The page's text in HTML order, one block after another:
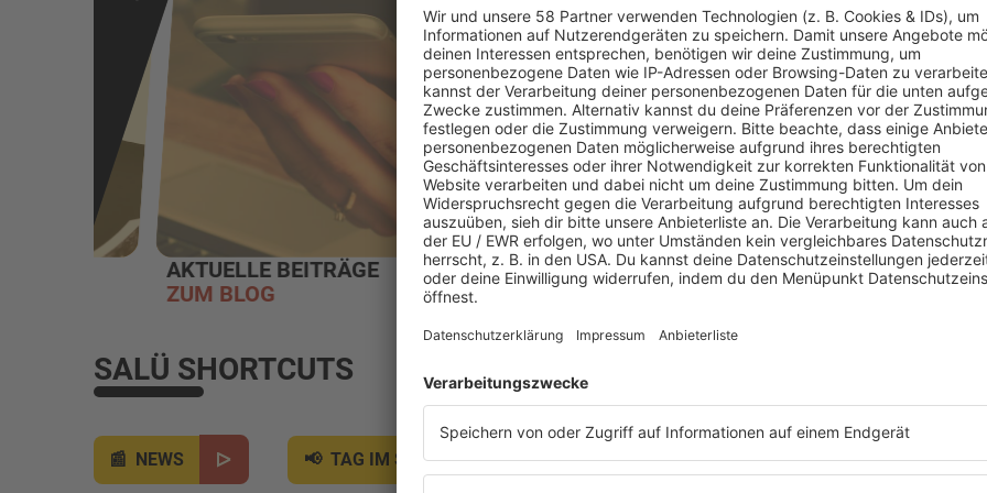
AKTUELLE BEITRÄGE
ZUM BLOG
WEBRADIOS
EINSCHALTEN
PODCAST
ANHÖREN
SALÜ SHORTCUTS
NEWS TAG IM SAARLAND WETTER BLITZERNEWS